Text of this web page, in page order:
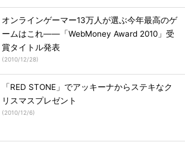
オンラインゲーマー13万人が選ぶ今年最高のゲ
ームはこれ――「WebMoney Award 2010」受
賞タイトル発表
(2010/12/28)
「RED STONE」でアッキーナからステキなク
リスマスプレゼント
(2010/12/6)